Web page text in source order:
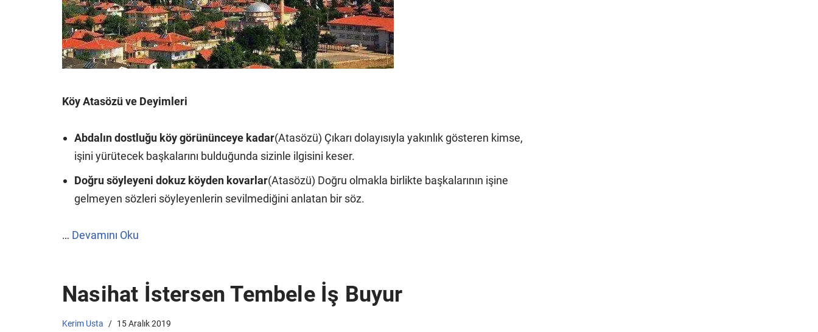
Köy Atasözü ve Deyimleri
Abdalın dostluğu köy görününceye kadar(Atasözü) Çıkarı dolayısıyla yakınlık gösteren kimse,
işini yürütecek başkalarını bulduğunda sizinle ilgisini keser.
Doğru söyleyeni dokuz köyden kovarlar(Atasözü) Doğru olmakla birlikte başkalarının işine
gelmeyen sözleri söyleyenlerin sevilmediğini anlatan bir söz.
… Devamını Oku
Nasihat İstersen Tembele İş Buyur
Kerim Usta 15 Aralık 2019